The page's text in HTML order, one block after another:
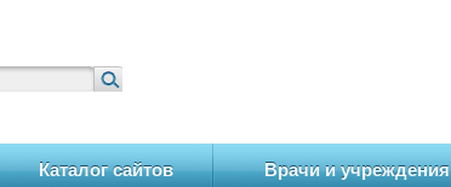
Каталог сайтов Врачи и учреждения